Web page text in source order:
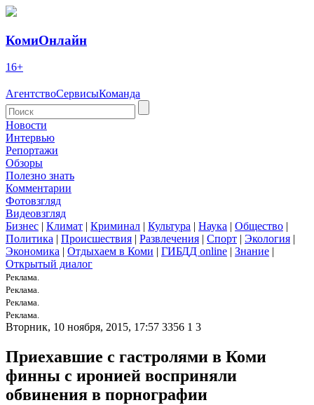
КомиОнлайн
16+
АгентствоСервисыКоманда
Новости
Интервью
Репортажи
Обзоры
Полезно знать
Комментарии
Фотовзгляд
Видеовзгляд
Бизнес | Климат | Криминал | Культура | Наука | Общество |
Политика | Происшествия | Развлечения | Спорт | Экология |
Экономика | Отдыхаем в Коми | ГИБДД online | Знание |
Открытый диалог
Реклама.
Реклама.
Реклама.
Реклама.
Вторник, 10 ноября, 2015, 17:57 3356 1 3
Приехавшие с гастролями в Коми
финны с иронией восприняли
обвинения в порнографии